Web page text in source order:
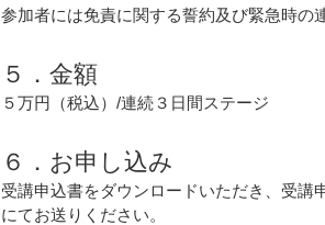
参加者には免責に関する誓約及び緊急時の
５．金額
５万円（税込）/連続３日間ステージ
６．お申し込み
受講申込書をダウンロードいただき、受講
にてお送りください。